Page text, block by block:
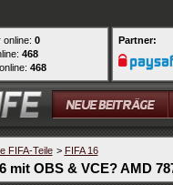
online: 0
468
468
Partner:
FIFA-Teile > FIFA 16
mit OBS & VCE? AMD